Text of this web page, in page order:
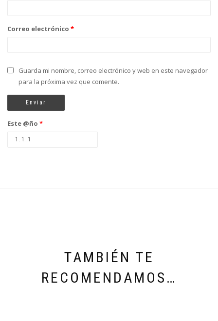
Correo electrónico *
Guarda mi nombre, correo electrónico y web en este navegador
para la próxima vez que comente.
Este @ño *
TAMBIÉN TE
RECOMENDAMOS…